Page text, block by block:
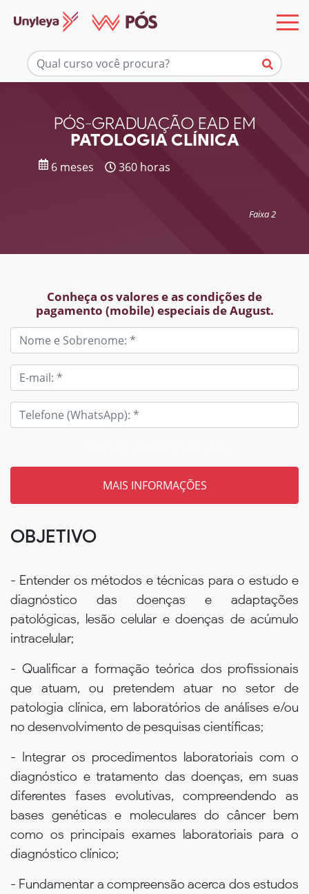
PÓS-GRADUAÇÃO EAD EM
PATOLOGIA CLÍNICA
6 meses 360 horas
Faixa 2
Conheça os valores e as condições de
pagamento (mobile) especiais de August.
Mais informações
OBJETIVO
- Entender os métodos e técnicas para o estudo e
diagnóstico das doenças e adaptações
patológicas, lesão celular e doenças de acúmulo
intracelular;
- Qualificar a formação teórica dos profissionais
que atuam, ou pretendem atuar no setor de
patologia clínica, em laboratórios de análises e/ou
no desenvolvimento de pesquisas científicas;
- Integrar os procedimentos laboratoriais com o
diagnóstico e tratamento das doenças, em suas
diferentes fases evolutivas, compreendendo as
bases genéticas e moleculares do câncer bem
como os principais exames laboratoriais para o
diagnóstico clínico;
- Fundamentar a compreensão acerca dos estudos